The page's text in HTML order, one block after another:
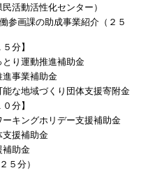
活動活性化センター）
参画課の助成事業紹介（２５
分】
とり運動推進補助金
進事業補助金
能な地域づくり団体支援寄附金
分】
ーキングホリデー支援補助金
支援補助金
補助金
５分）